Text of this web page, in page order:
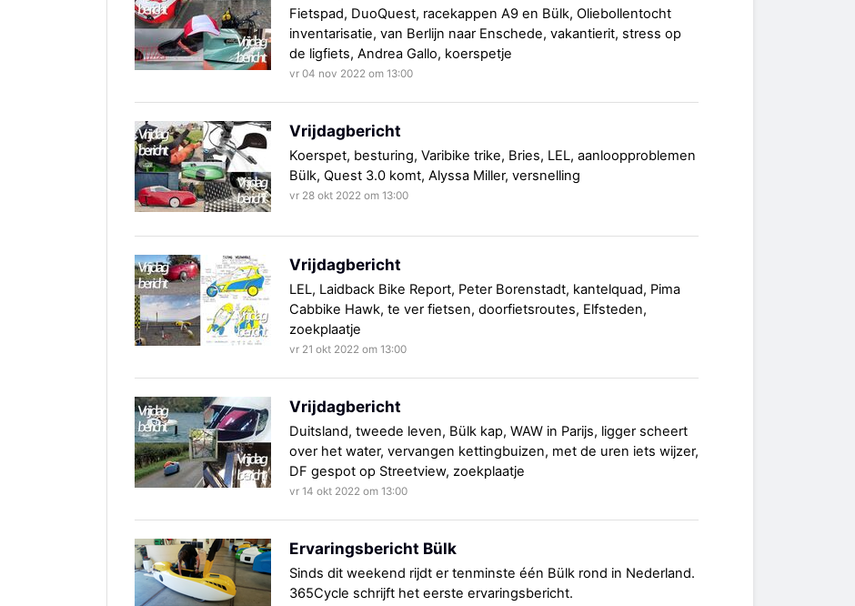
Fietspad, DuoQuest, racekappen A9 en Bülk, Oliebollentocht
inventarisatie, van Berlijn naar Enschede, vakantierit, stress op
de ligfiets, Andrea Gallo, koerspetje
vr 04 nov 2022 om 13:00
Vrijdagbericht
Koerspet, besturing, Varibike trike, Bries, LEL, aanloopproblemen
Bülk, Quest 3.0 komt, Alyssa Miller, versnelling
vr 28 okt 2022 om 13:00
Vrijdagbericht
LEL, Laidback Bike Report, Peter Borenstadt, kantelquad, Pima
Cabbike Hawk, te ver fietsen, doorfietsroutes, Elfsteden,
zoekplaatje
vr 21 okt 2022 om 13:00
Vrijdagbericht
Duitsland, tweede leven, Bülk kap, WAW in Parijs, ligger scheert
over het water, vervangen kettingbuizen, met de uren iets wijzer,
DF gespot op Streetview, zoekplaatje
vr 14 okt 2022 om 13:00
Ervaringsbericht Bülk
Sinds dit weekend rijdt er tenminste één Bülk rond in Nederland.
365Cycle schrijft het eerste ervaringsbericht.